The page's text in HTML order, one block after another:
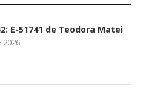
E-51741 de Teodora Matei
2026